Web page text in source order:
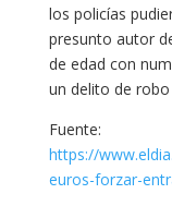
los policías
presunto autor
de edad con
un delito de
Fuente:
https://
euros-forzar-